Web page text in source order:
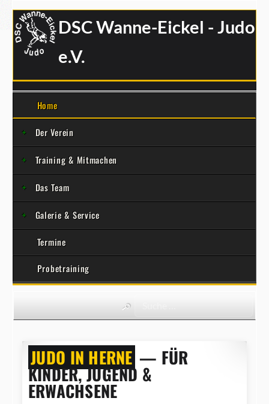
DSC Wanne-Eickel - Judo
e.V.
Home
Der Verein
Training & Mitmachen
Das Team
Galerie & Service
Termine
Probetraining
JUDO IN HERNE — FÜR
KINDER, JUGEND &
ERWACHSENE